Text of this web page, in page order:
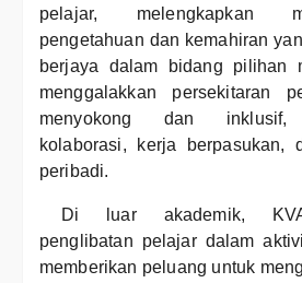
pelajar, melengkapkan
pengetahuan dan kemahiran
berjaya dalam bidang pilihan
menggalakkan persekitaran
menyokong dan inklusif,
kolaborasi, kerja berpasukan,
peribadi.
Di luar akademik, KVA
penglibatan pelajar dalam
memberikan peluang untuk